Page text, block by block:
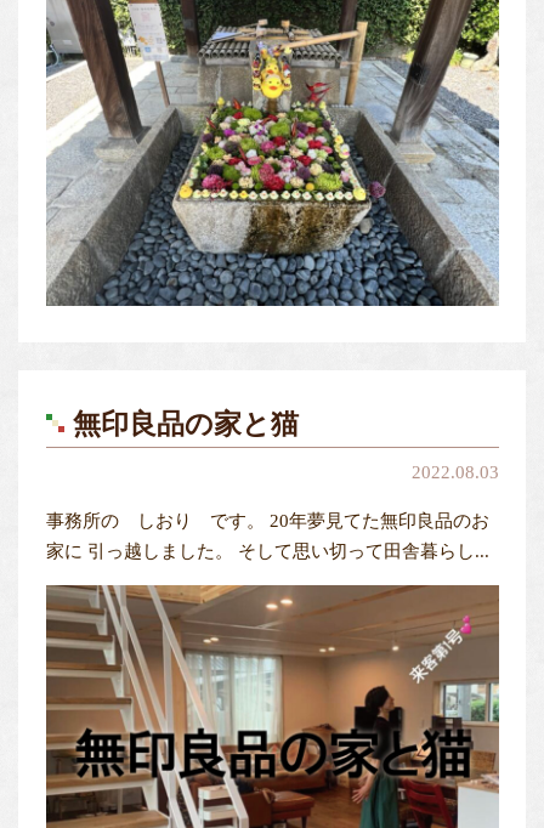
無印良品の家と猫
2022.08.03
事務所の しおり です。 20年夢見てた無印良品のお
家に 引っ越しました。 そして思い切って田舎暮らし...